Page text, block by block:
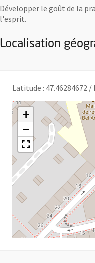
Développer le goût de la
l'esprit.
Localisation
Latitude : 47.46284672 /
+
−